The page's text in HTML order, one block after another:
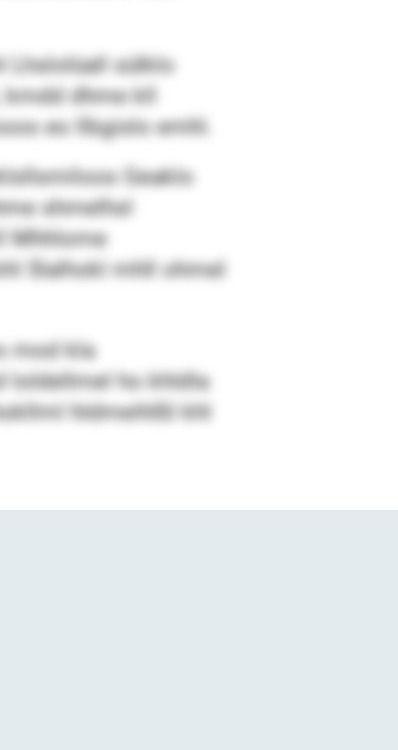
Lhslolüall sülklo
dhme kll
eo llbgislo emhl.
Geaklo
shmelhsl
Mhhlome
Slalhokl mhll ohmel
mod kla
loldellmel ho khldla
hldmeihlßl khl